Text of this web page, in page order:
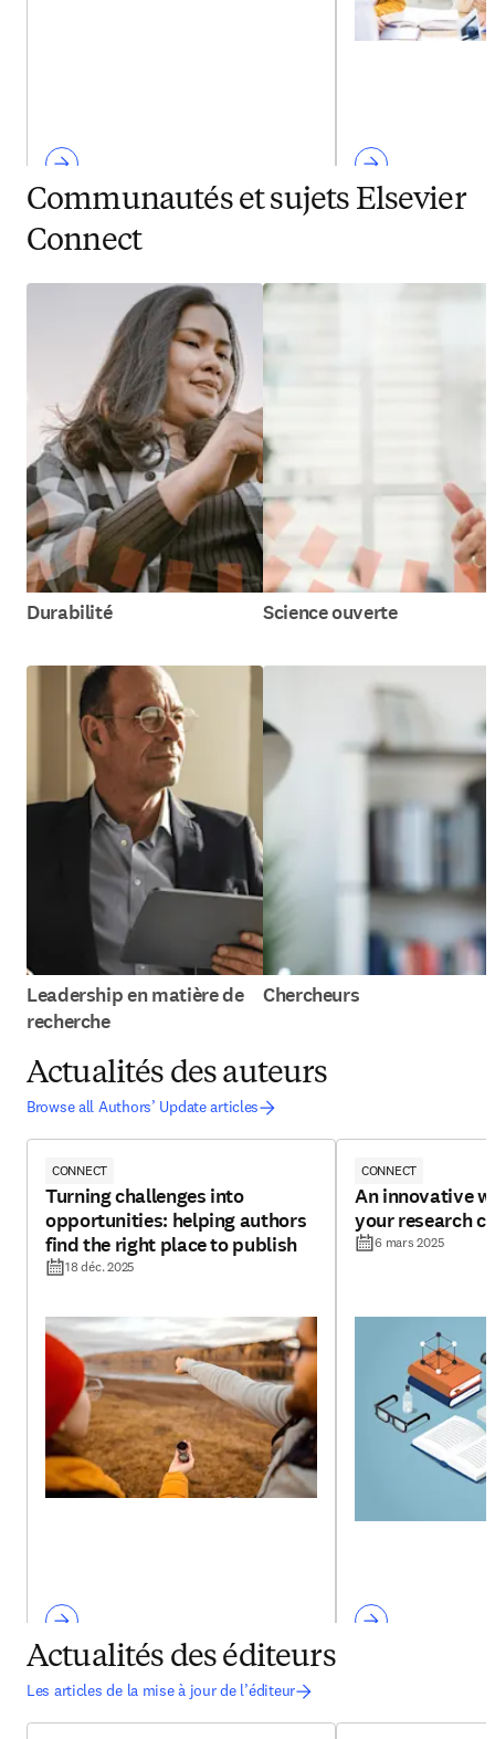
Communautés et sujets Elsevier
Connect
Durabilité Science ouverte
Leadership en matière de
recherche
Chercheurs
Actualités des auteurs
Browse all Authors’ Update articles
CONNECT
Turning challenges into
opportunities: helping authors
find the right place to publish
18 déc. 2025
CONNECT
An innovative
your research
6 mars 2025
Actualités des éditeurs
Les articles de la mise à jour de l’éditeur